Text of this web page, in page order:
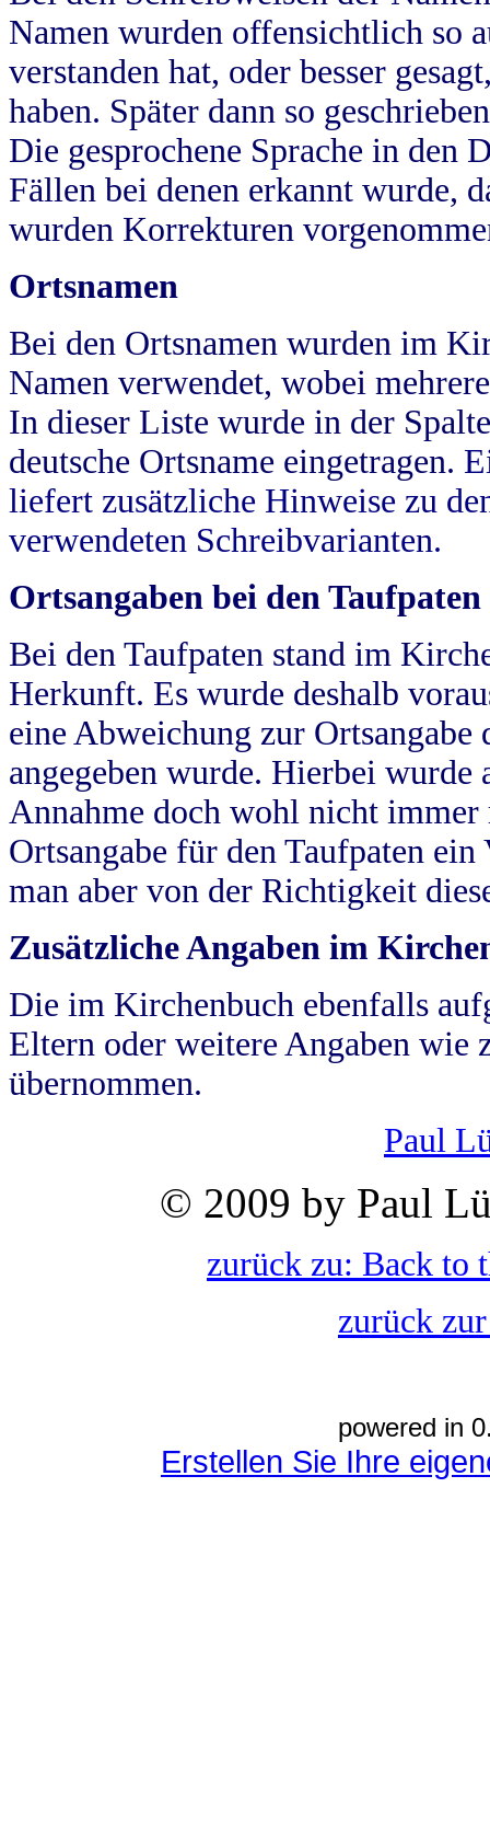
Namen wurden offensichtlich so
verstanden hat, oder besser
haben. Später dann so
Die gesprochene Sprache in
Fällen bei denen erkannt wurde,
wurden Korrekturen
Ortsnamen
Bei den Ortsnamen wurden im
Namen verwendet, wobei
In dieser Liste wurde in der
deutsche Ortsname eingetragen.
liefert zusätzliche Hinweise zu
verwendeten Schreibvarianten.
Ortsangaben bei den Taufpaten
Bei den Taufpaten stand im
Herkunft. Es wurde deshalb
eine Abweichung zur
angegeben wurde. Hierbei wurde
Annahme doch wohl nicht
Ortsangabe für den Taufpaten
man aber von der Richtigkeit
Zusätzliche Angaben im
Die im Kirchenbuch ebenfalls
Eltern oder weitere Angaben wie
übernommen.
Paul
© 2009 by Paul
zurück zu: Back to
zurück
powered in
Erstellen Sie Ihre